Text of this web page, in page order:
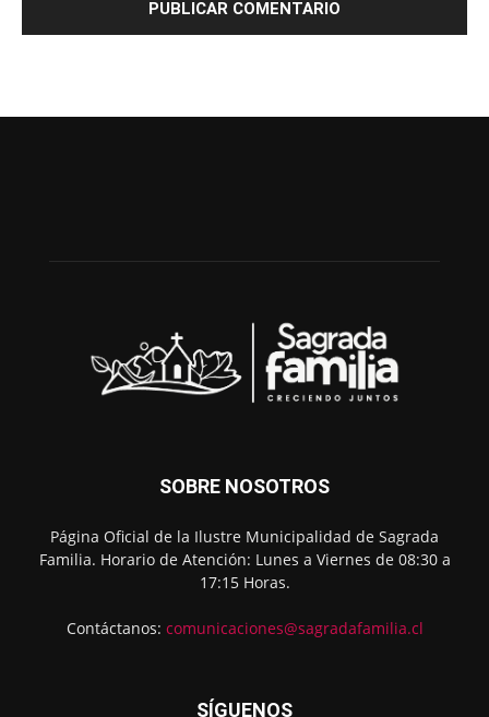
SOBRE NOSOTROS
Página Oficial de la Ilustre Municipalidad de Sagrada
Familia. Horario de Atención: Lunes a Viernes de 08:30 a
17:15 Horas.
Contáctanos: comunicaciones@sagradafamilia.cl
SÍGUENOS